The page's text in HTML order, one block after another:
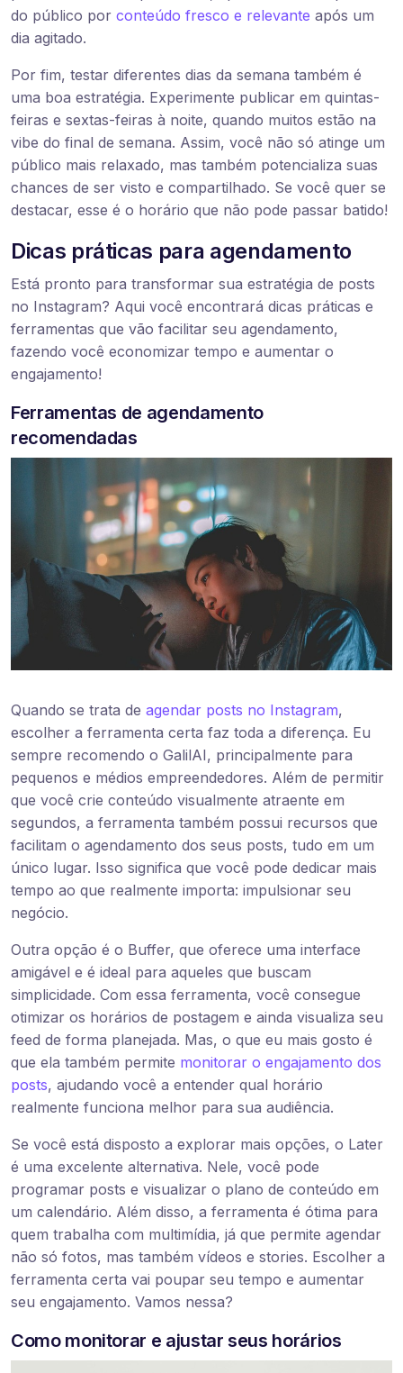
do público por conteúdo fresco e relevante após um
dia agitado.
Por fim, testar diferentes dias da semana também é
uma boa estratégia. Experimente publicar em quintas-
feiras e sextas-feiras à noite, quando muitos estão na
vibe do final de semana. Assim, você não só atinge um
público mais relaxado, mas também potencializa suas
chances de ser visto e compartilhado. Se você quer se
destacar, esse é o horário que não pode passar batido!
Dicas práticas para agendamento
Está pronto para transformar sua estratégia de posts
no Instagram? Aqui você encontrará dicas práticas e
ferramentas que vão facilitar seu agendamento,
fazendo você economizar tempo e aumentar o
engajamento!
Ferramentas de agendamento
recomendadas
Quando se trata de agendar posts no Instagram,
escolher a ferramenta certa faz toda a diferença. Eu
sempre recomendo o GalilAI, principalmente para
pequenos e médios empreendedores. Além de permitir
que você crie conteúdo visualmente atraente em
segundos, a ferramenta também possui recursos que
facilitam o agendamento dos seus posts, tudo em um
único lugar. Isso significa que você pode dedicar mais
tempo ao que realmente importa: impulsionar seu
negócio.
Outra opção é o Buffer, que oferece uma interface
amigável e é ideal para aqueles que buscam
simplicidade. Com essa ferramenta, você consegue
otimizar os horários de postagem e ainda visualiza seu
feed de forma planejada. Mas, o que eu mais gosto é
que ela também permite monitorar o engajamento dos
posts, ajudando você a entender qual horário
realmente funciona melhor para sua audiência.
Se você está disposto a explorar mais opções, o Later
é uma excelente alternativa. Nele, você pode
programar posts e visualizar o plano de conteúdo em
um calendário. Além disso, a ferramenta é ótima para
quem trabalha com multimídia, já que permite agendar
não só fotos, mas também vídeos e stories. Escolher a
ferramenta certa vai poupar seu tempo e aumentar
seu engajamento. Vamos nessa?
Como monitorar e ajustar seus horários